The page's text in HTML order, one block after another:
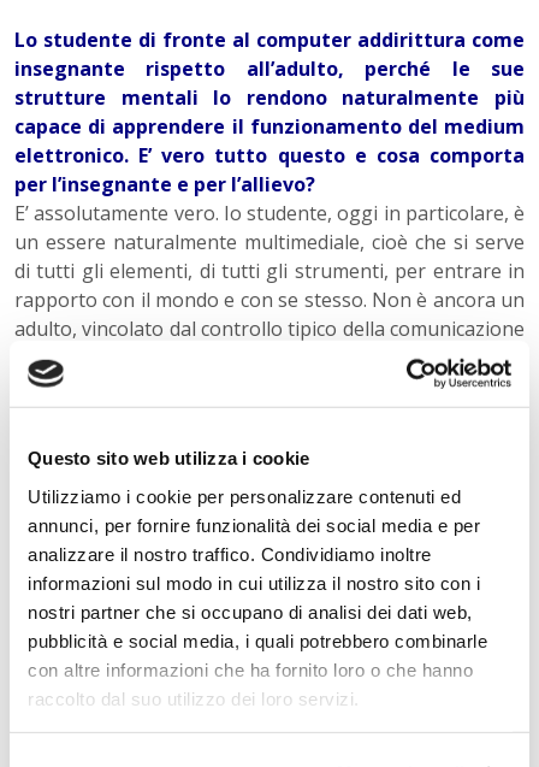
Questo sito web utilizza i cookie
Utilizziamo i cookie per personalizzare contenuti ed
annunci, per fornire funzionalità dei social media e per
analizzare il nostro traffico. Condividiamo inoltre
informazioni sul modo in cui utilizza il nostro sito con i
nostri partner che si occupano di analisi dei dati web,
pubblicità e social media, i quali potrebbero combinarle
con altre informazioni che ha fornito loro o che hanno
raccolto dal suo utilizzo dei loro servizi.
Lo studente di fronte al computer addirittura come
insegnante rispetto all’adulto, perché le sue
strutture mentali lo rendono naturalmente più
capace di apprendere il funzionamento del medium
elettronico. E’ vero tutto questo e cosa comporta
per l’insegnante e per l’allievo?
E’ assolutamente vero. Io studente, oggi in particolare, è
un essere naturalmente multimediale, cioè che si serve
di tutti gli elementi, di tutti gli strumenti, per entrare in
rapporto con il mondo e con se stesso. Non è ancora un
adulto, vincolato dal controllo tipico della comunicazione
scritta. E’ appunto un essere in formazione, che accoglie
tutti gli elementi utili a lui per porsi in rapporto con il
mondo. Ecco, questo essere multimediali in modo
assolutamente reprimere o trascurare; al contrario, è un
qualcosa che va assolutamente coltivato e, deve
diventare anche una caratteristica del nuovo docente.
Cioè il nuovo docente, per mantenere la sua identità di
adulto che forma, deve comunque diventare studente,
cioè deve comunque trovare il modo di entrare in
sintonia con questo essere multimediale, diventando
anch’egli un essere multimediale. Solo facendosi
studente, e quindi entrando in comunicazione può
mantenere e sviluppare la sua identità di adulto che